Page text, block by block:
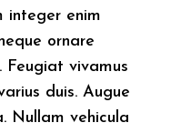
integer enim
ornare
Feugiat vivamus
duis. Augue
Nullam vehicula